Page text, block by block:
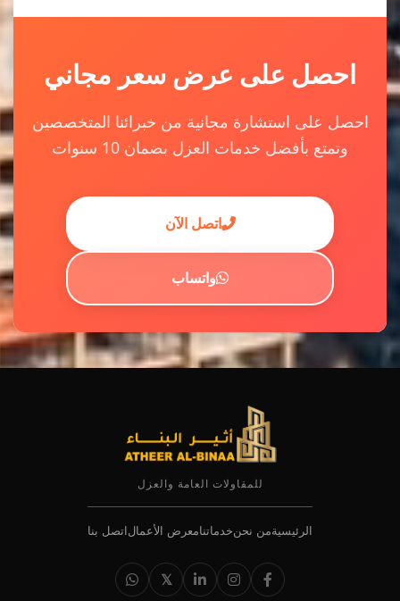
احصل على عرض سعر مجاني
احصل على استشارة مجانية من خبرائنا المتخصصين
وتمتع بأفضل خدمات العزل بضمان 10 سنوات
اتصل الآن
واتساب
للمقاولات العامة والعزل
الرئيسيةمن نحنخدماتنامعرض الأعمالاتصل بنا
𝕏